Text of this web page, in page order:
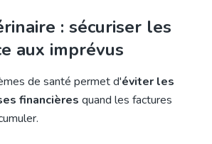
: sécuriser les
aux imprévus
de santé permet d'éviter les
financières quand les factures